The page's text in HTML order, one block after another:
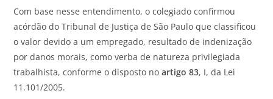
Com base nesse entendimento, o colegiado confirmou
acórdão do Tribunal de Justiça de São Paulo que classificou
o valor devido a um empregado, resultado de indenização
por danos morais, como verba de natureza privilegiada
trabalhista, conforme o disposto noartigo 83, I, da Lei
11.101/2005.